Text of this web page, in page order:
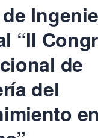
“II
de
del
en